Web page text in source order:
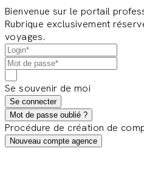
Bienvenue sur le portail
Rubrique exclusivement
voyages.
Se souvenir de moi
Se connecter
Mot de passe oublié ?
Procédure de création de
Nouveau compte agence